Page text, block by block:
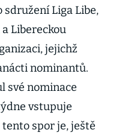
sdružení Liga Libe,
Libereckou
jejichž
nominantů.
své nominace
vstupuje
tento spor je, ještě